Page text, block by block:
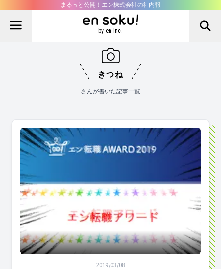
まるっと公開！エン株式会社の社内報
by en Inc.
きつね
さんが書いた記事一覧
エン転職アワードの舞台裏を初公開☆～その時エン社
2019/03/08